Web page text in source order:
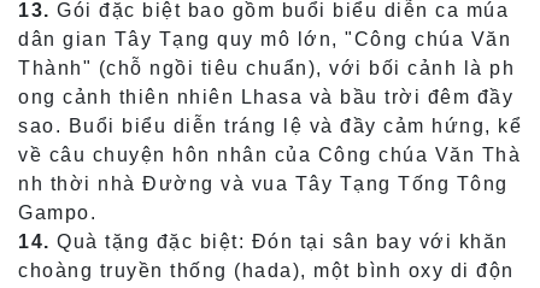
13. Gói đặc biệt bao gồm buổi biểu diễn ca múa
dân gian Tây Tạng quy mô lớn, "Công chúa Văn
Thành" (chỗ ngồi tiêu chuẩn), với bối cảnh là ph
ong cảnh thiên nhiên Lhasa và bầu trời đêm đầy
sao. Buổi biểu diễn tráng lệ và đầy cảm hứng, kể
về câu chuyện hôn nhân của Công chúa Văn Thà
nh thời nhà Đường và vua Tây Tạng Tống Tông
Gampo.
14. Quà tặng đặc biệt: Đón tại sân bay với khăn
choàng truyền thống (hada), một bình oxy di độn